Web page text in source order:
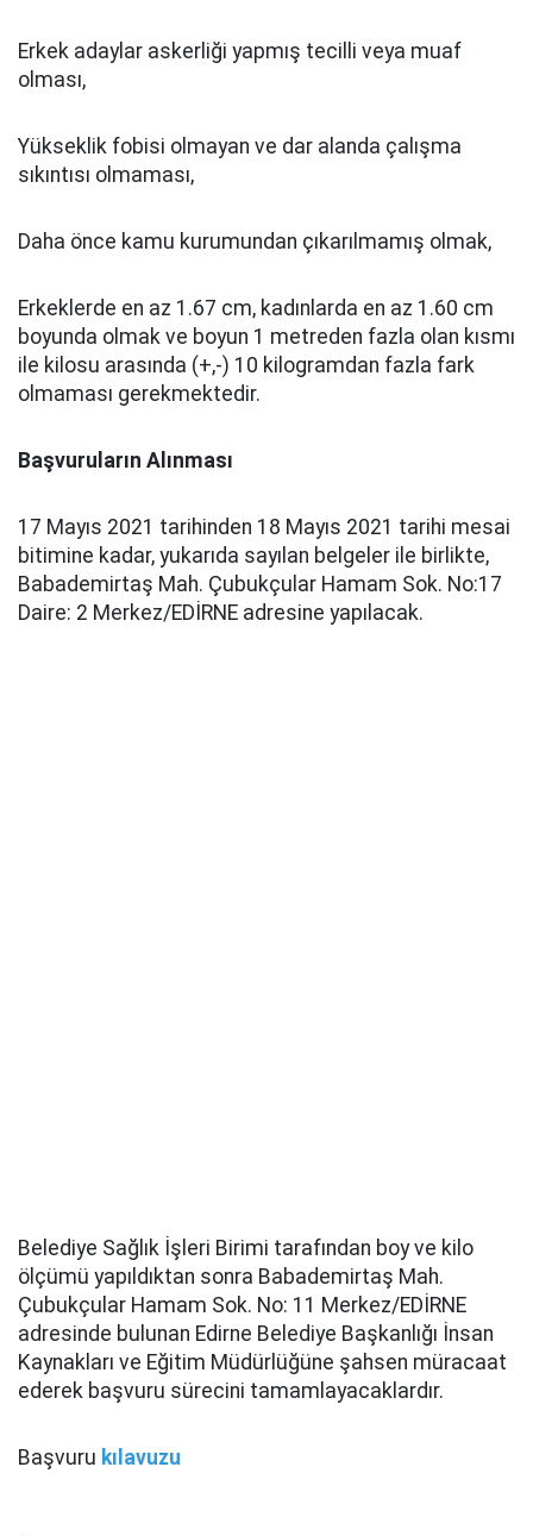
Erkek adaylar askerliği yapmış tecilli veya muaf
olması,
Yükseklik fobisi olmayan ve dar alanda çalışma
sıkıntısı olmaması,
Daha önce kamu kurumundan çıkarılmamış olmak,
Erkeklerde en az 1.67 cm, kadınlarda en az 1.60 cm
boyunda olmak ve boyun 1 metreden fazla olan kısmı
ile kilosu arasında (+,-) 10 kilogramdan fazla fark
olmaması gerekmektedir.
Başvuruların Alınması
17 Mayıs 2021 tarihinden 18 Mayıs 2021 tarihi mesai
bitimine kadar, yukarıda sayılan belgeler ile birlikte,
Babademirtaş Mah. Çubukçular Hamam Sok. No:17
Daire: 2 Merkez/EDİRNE adresine yapılacak.
Belediye Sağlık İşleri Birimi tarafından boy ve kilo
ölçümü yapıldıktan sonra Babademirtaş Mah.
Çubukçular Hamam Sok. No: 11 Merkez/EDİRNE
adresinde bulunan Edirne Belediye Başkanlığı İnsan
Kaynakları ve Eğitim Müdürlüğüne şahsen müracaat
ederek başvuru sürecini tamamlayacaklardır.
Başvuru kılavuzu